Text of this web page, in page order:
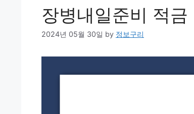
장병내일준비 적
2024년 05월 30일 by 정보구리